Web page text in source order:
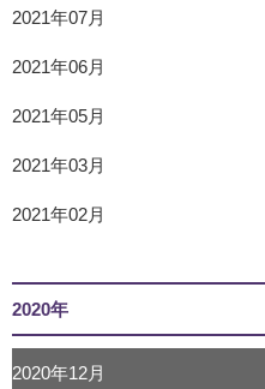
2021年07月
2021年06月
2021年05月
2021年03月
2021年02月
2020年
2020年12月